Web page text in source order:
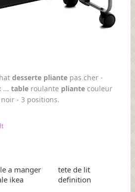
desserte pliantepas cher -
... tableroulante pliantecouleur
- 3 positions.
a manger
ikea
tete de lit
definition